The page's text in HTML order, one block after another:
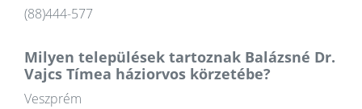
(88)444-577
Milyen települések tartoznak Balázsné Dr.
Vajcs Tímea háziorvos körzetébe?
Veszprém